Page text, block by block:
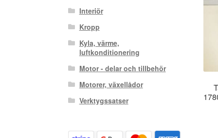
Interiör
Kropp
Kyla, värme,
luftkonditionering
Motor - delar och tillbehör
Motorer, växellådor
Verktygssatser